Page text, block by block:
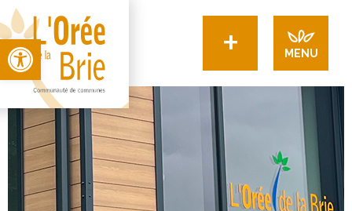
Open toolbar + MENU